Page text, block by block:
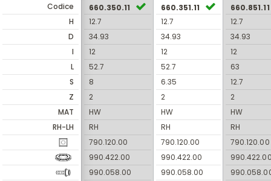
Codice
H
D
I
L
S
Z
MAT
RH-LH
660.350.11
12.7
34.93
12
52.7
8
2
HW
RH
790.120.00
990.422.00
990.058.00
660.351.11
12.7
34.93
12
52.7
6.35
2
HW
RH
790.120.00
990.422.00
990.058.00
660.851.11
12.7
34.93
12
63
12.7
2
HW
RH
790.120.00